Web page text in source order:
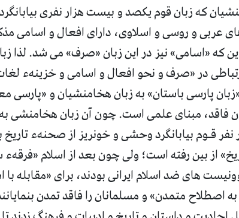
که زبان قوم یکصد و بیست هزار نفری
عربی و روسی و اسلاوی، دارای افعال و اسامی
که «اسامی» نیز در این زبان «صرف» می شد. لذا
در «صرف و نحو افعال و اسامی و خزینهء
پارسی باستان» به زبان هخامنشیان و «پارسی
فاقد، مبنای علمی است. چون آن زبان هخامنشی
قـوم بیابانگرد وحشی و خونریز از صحنهء تاریخ
از بین رفته است؛ ولی چون بعد از اسلام
های ضد اسلام ایرانی بودند، برای «مقابله
اصطلاح متمدن» و مسلمانان را فاقد تمدن